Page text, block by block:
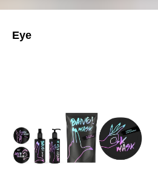
Eye